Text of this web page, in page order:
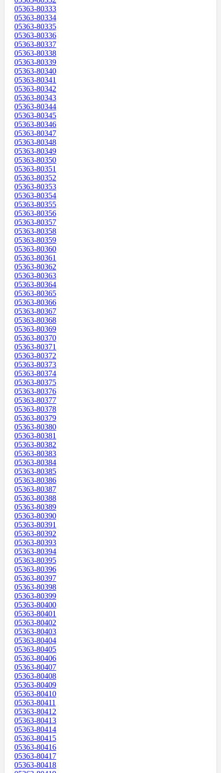
05363-80333
05363-80334
05363-80335
05363-80336
05363-80337
05363-80338
05363-80339
05363-80340
05363-80341
05363-80342
05363-80343
05363-80344
05363-80345
05363-80346
05363-80347
05363-80348
05363-80349
05363-80350
05363-80351
05363-80352
05363-80353
05363-80354
05363-80355
05363-80356
05363-80357
05363-80358
05363-80359
05363-80360
05363-80361
05363-80362
05363-80363
05363-80364
05363-80365
05363-80366
05363-80367
05363-80368
05363-80369
05363-80370
05363-80371
05363-80372
05363-80373
05363-80374
05363-80375
05363-80376
05363-80377
05363-80378
05363-80379
05363-80380
05363-80381
05363-80382
05363-80383
05363-80384
05363-80385
05363-80386
05363-80387
05363-80388
05363-80389
05363-80390
05363-80391
05363-80392
05363-80393
05363-80394
05363-80395
05363-80396
05363-80397
05363-80398
05363-80399
05363-80400
05363-80401
05363-80402
05363-80403
05363-80404
05363-80405
05363-80406
05363-80407
05363-80408
05363-80409
05363-80410
05363-80411
05363-80412
05363-80413
05363-80414
05363-80415
05363-80416
05363-80417
05363-80418